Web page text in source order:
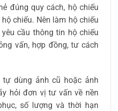
đúng quy cách, hộ chiếu
chiếu. Nên làm hộ chiếu
cầu thông tin hộ chiếu
vấn, hợp đồng, tư cách
tự dùng ảnh cũ hoặc ảnh
hỏi đơn vị tư vấn về nền
số lượng và thời hạn